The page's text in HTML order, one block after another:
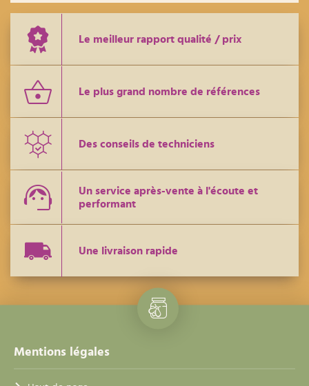
Le meilleur rapport qualité / prix
Le plus grand nombre de références
Des conseils de techniciens
Un service après-vente à l'écoute et
performant
Une livraison rapide
Mentions légales